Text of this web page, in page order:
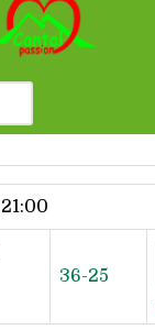
36-25